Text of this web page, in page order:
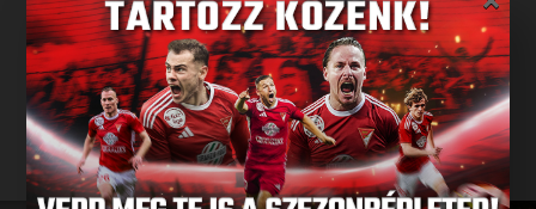
Minden kedves szurkolónknak ezzel a kis videóval kívánunk
nagyon boldog karácsonyi ünnepeket!
MEGNÉZEM A VIDEÓT